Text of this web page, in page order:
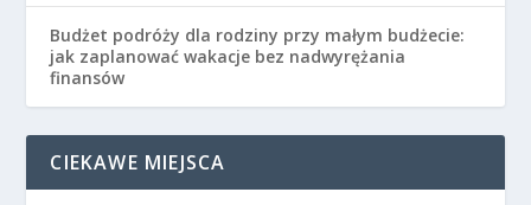
Budżet podróży dla rodziny przy małym budżecie:
jak zaplanować wakacje bez nadwyrężania
finansów
CIEKAWE MIEJSCA